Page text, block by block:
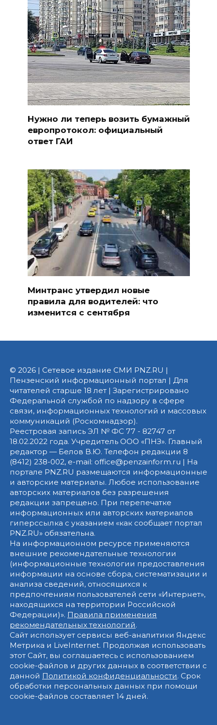
Нужно ли теперь возить бумажный
европротокол: официальный
ответ ГАИ
Минтранс утвердил новые
правила для водителей: что
изменится с сентября
© 2026 | Сетевое издание СМИ PNZ.RU |
Пензенский информационный портал | Для
читателей старше 18 лет | Зарегистрировано
Федеральной службой по надзору в сфере
связи, информационных технологий и массовых
коммуникаций (Роскомнадзор).
Реестровая запись ЭЛ № ФС 77 - 82747 от
18.02.2022 года. Учредитель ООО «ПНЗ». Главный
редактор — Белов В.Ю. Телефон редакции 8
(8412) 238-002, e-mail: office@penzainform.ru | На
портале PNZ.RU размещаются информационные
и авторские материалы. Любое использование
авторских материалов без разрешения
редакции запрещено. При перепечатке
информационных или авторских материалов
гиперссылка с указанием «как сообщает портал
PNZ.RU» обязательна.
На информационном ресурсе применяются
внешние рекомендательные технологии
(информационные технологии предоставления
информации на основе сбора, систематизации и
анализа сведений, относящихся к
предпочтениям пользователей сети «Интернет»,
находящихся на территории Российской
Федерации)». Правила применения
рекомендательных технологий.
Сайт использует сервисы веб-аналитики Яндекс
Метрика и LiveInternet. Продолжая использовать
этот Сайт, вы соглашаетесь с использованием
cookie-файлов и других данных в соответствии с
данной Политикой конфиденциальности. Срок
обработки персональных данных при помощи
cookie-файлов составляет 14 дней.